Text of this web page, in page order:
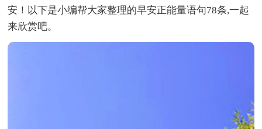
安！以下是小编帮大家整理的早安正能量语句78条,一起
来欣赏吧。